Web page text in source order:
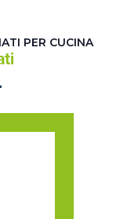
PER CUCINA